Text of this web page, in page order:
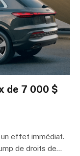
de 7 000 $
un effet immédiat.
de droits de…